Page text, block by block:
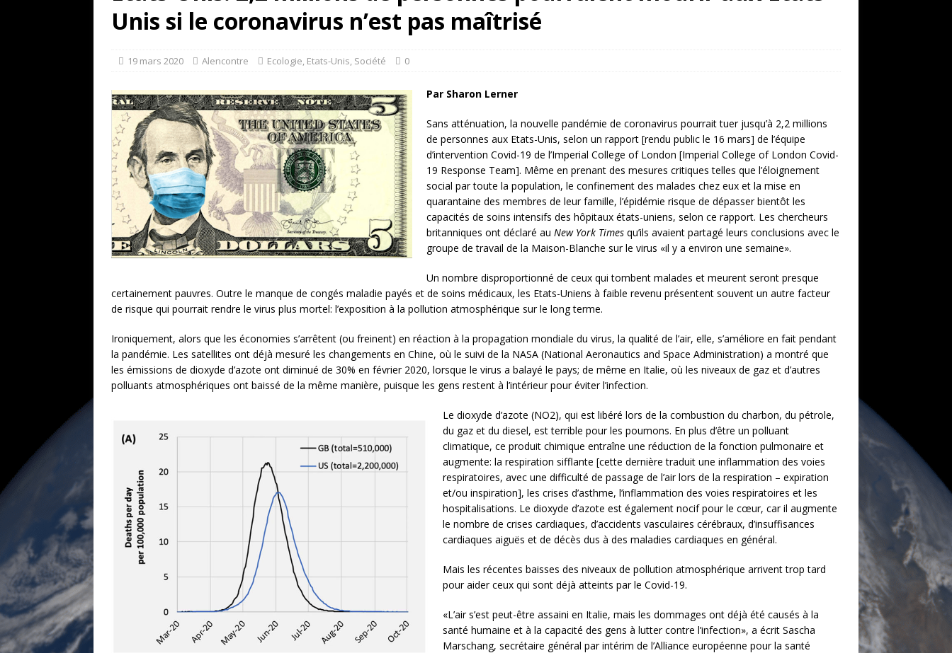
«Le discours de Trump sur la “fraude électorale” était une blague de mauvais goût…
et une menace»
ETATS-UNIS
* LA UNE
Unis si le coronavirus n’est pas maîtrisé
19 mars 2020 Alencontre Ecologie, Etats-Unis, Société 0
Par Sharon Lerner
Sans atténuation, la nouvelle pandémie de coronavirus pourrait tuer jusqu’à 2,2 millions
de personnes aux Etats-Unis, selon un rapport [rendu public le 16 mars] de l’équipe
d’intervention Covid-19 de l’Imperial College of London [Imperial College of London Covid-
19 Response Team]. Même en prenant des mesures critiques telles que l’éloignement
social par toute la population, le confinement des malades chez eux et la mise en
quarantaine des membres de leur famille, l’épidémie risque de dépasser bientôt les
capacités de soins intensifs des hôpitaux états-uniens, selon ce rapport. Les chercheurs
britanniques ont déclaré au New York Times qu’ils avaient partagé leurs conclusions avec le
groupe de travail de la Maison-Blanche sur le virus «il y a environ une semaine».
Un nombre disproportionné de ceux qui tombent malades et meurent seront presque
certainement pauvres. Outre le manque de congés maladie payés et de soins médicaux, les Etats-Uniens à faible revenu présentent souvent un autre facteur
de risque qui pourrait rendre le virus plus mortel: l’exposition à la pollution atmosphérique sur le long terme.
Ironiquement, alors que les économies s’arrêtent (ou freinent) en réaction à la propagation mondiale du virus, la qualité de l’air, elle, s’améliore en fait pendant
la pandémie. Les satellites ont déjà mesuré les changements en Chine, où le suivi de la NASA (National Aeronautics and Space Administration) a montré que
les émissions de dioxyde d’azote ont diminué de 30% en février 2020, lorsque le virus a balayé le pays; de même en Italie, où les niveaux de gaz et d’autres
polluants atmosphériques ont baissé de la même manière, puisque les gens restent à l’intérieur pour éviter l’infection.
Le dioxyde d’azote (NO2), qui est libéré lors de la combustion du charbon, du pétrole,
du gaz et du diesel, est terrible pour les poumons. En plus d’être un polluant
climatique, ce produit chimique entraîne une réduction de la fonction pulmonaire et
augmente: la respiration sifflante [cette dernière traduit une inflammation des voies
respiratoires, avec une difficulté de passage de l’air lors de la respiration – expiration
et/ou inspiration], les crises d’asthme, l’inflammation des voies respiratoires et les
hospitalisations. Le dioxyde d’azote est également nocif pour le cœur, car il augmente
le nombre de crises cardiaques, d’accidents vasculaires cérébraux, d’insuffisances
cardiaques aiguës et de décès dus à des maladies cardiaques en général.
Mais les récentes baisses des niveaux de pollution atmosphérique arrivent trop tard
pour aider ceux qui sont déjà atteints par le Covid-19.
«L’air s’est peut-être assaini en Italie, mais les dommages ont déjà été causés à la
santé humaine et à la capacité des gens à lutter contre l’infection», a écrit Sascha
Marschang, secrétaire général par intérim de l’Alliance européenne pour la santé